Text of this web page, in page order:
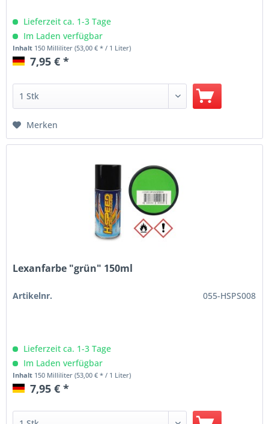
Lieferzeit ca. 1-3 Tage
Im Laden verfügbar
Inhalt 150 Milliliter(53,00 € * / 1 Liter)
7,95 € *
Merken
Lexanfarbe "grün" 150ml
Artikelnr. 055-HSPS008
Lieferzeit ca. 1-3 Tage
Im Laden verfügbar
Inhalt 150 Milliliter(53,00 € * / 1 Liter)
7,95 € *